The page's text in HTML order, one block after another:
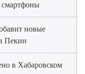
смартфоны
новые
Пекин
в Хабаровском